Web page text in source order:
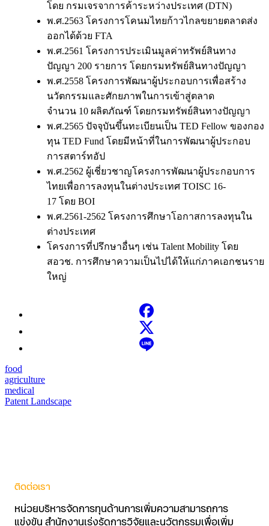
โดย กรมเจรจาการค้าระหว่างประเทศ (DTN)
พ.ศ.2563 โครงการโคนมไทยก้าวไกลขยายตลาดส่ง
ออกได้ด้วย FTA
พ.ศ.2561 โครงการประเมินมูลค่าทรัพย์สินทาง
ปัญญา 200 รายการ โดยกรมทรัพย์สินทางปัญญา
พ.ศ.2558 โครงการพัฒนาผู้ประกอบการเพื่อสร้าง
นวัตกรรมและศักยภาพในการเข้าสู่ตลาด
จำนวน 10 ผลิตภัณฑ์ โดยกรมทรัพย์สินทางปัญญา
พ.ศ.2565 ปัจจุบันขึ้นทะเบียนเป็น TED Fellow ของกอง
ทุน TED Fund โดยมีหน้าที่ในการพัฒนาผู้ประกอบ
การสตาร์ทอัป
พ.ศ.2562 ผู้เชี่ยวชาญโครงการพัฒนาผู้ประกอบการ
ไทยเพื่อการลงทุนในต่างประเทศ TOISC 16-
17 โดย BOI
พ.ศ.2561-2562 โครงการศึกษาโอกาสการลงทุนใน
ต่างประเทศ
โครงการที่ปรึกษาอื่นๆ เช่น Talent Mobility โดย
สอวช. การศึกษาความเป็นไปได้ให้แก่ภาคเอกชนราย
ใหญ่
food
agriculture
medical
Patent Landscape
ติดต่อเรา
หน่วยบริหารจัดการทุนด้านการเพิ่มความสามารถการ
แข่งขัน สำนักงานเร่งรัดการวิจัยและนวัตกรรมเพื่อเพิ่ม